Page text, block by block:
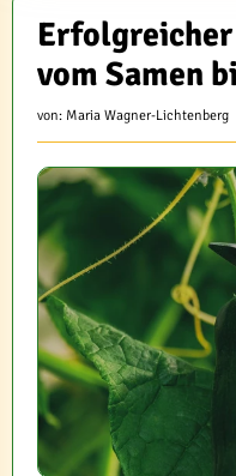
vom Samen
von: Maria Wagner-Lichtenberg